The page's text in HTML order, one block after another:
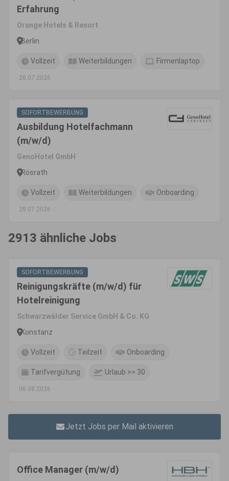
Erfahrung
Orange Hotels & Resort
Berlin
Vollzeit Weiterbildungen Firmenlaptop
28.07.2026
SOFORTBEWERBUNG
Ausbildung Hotelfachmann
(m/w/d)
GenoHotel GmbH
Rösrath
Vollzeit Weiterbildungen Onboarding
28.07.2026
2913 ähnliche Jobs
SOFORTBEWERBUNG
Reinigungskräfte (m/w/d) für
Hotelreinigung
Schwarzwälder Service GmbH & Co. KG
Konstanz
Vollzeit Teilzeit Onboarding
Tarifvergütung Urlaub >= 30
06.08.2026
Jetzt Jobs per Mail aktivieren
Office Manager (m/w/d)